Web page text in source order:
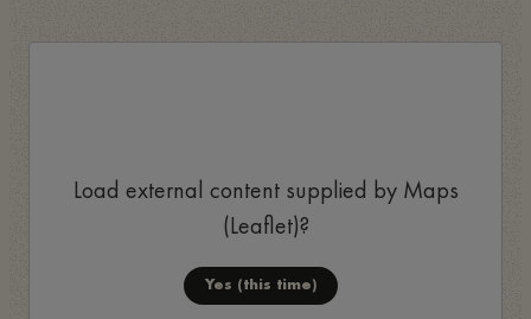
Load external content supplied by Maps
(Leaflet)?
Yes (this time)